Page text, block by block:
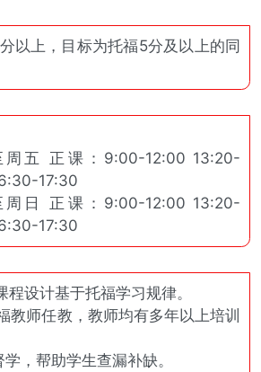
以上，目标为托福5分及以上的同
五 正课：9:00-12:00 13:20-
17:30
日 正课：9:00-12:00 13:20-
17:30
程设计基于托福学习规律。
教师任教，教师均有多年以上培训
，帮助学生查漏补缺。